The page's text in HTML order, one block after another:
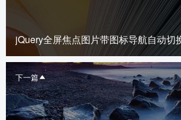
jQuery全屏焦点图片带图标导航自动切
下一篇